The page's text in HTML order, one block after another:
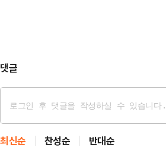
댓글
최신순 찬성순 반대순